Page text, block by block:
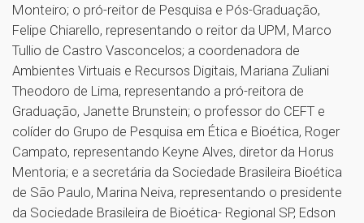
Monteiro; o pró-reitor de Pesquisa e Pós-Graduação,
Felipe Chiarello, representando o reitor da UPM, Marco
Tullio de Castro Vasconcelos; a coordenadora de
Ambientes Virtuais e Recursos Digitais, Mariana Zuliani
Theodoro de Lima, representando a pró-reitora de
Graduação, Janette Brunstein; o professor do CEFT e
colíder do Grupo de Pesquisa em Ética e Bioética, Roger
Campato, representando Keyne Alves, diretor da Horus
Mentoria; e a secretária da Sociedade Brasileira Bioética
de São Paulo, Marina Neiva, representando o presidente
da Sociedade Brasileira de Bioética- Regional SP, Edson